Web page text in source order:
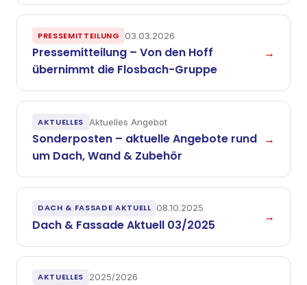
PRESSEMITTEILUNG 03.03.2026
Pressemitteilung – Von den Hoff
übernimmt die Flosbach-Gruppe
→
AKTUELLES Aktuelles Angebot
Sonderposten – aktuelle Angebote rund
um Dach, Wand & Zubehör
→
DACH & FASSADE AKTUELL 08.10.2025
Dach & Fassade Aktuell 03/2025
→
AKTUELLES 2025/2026